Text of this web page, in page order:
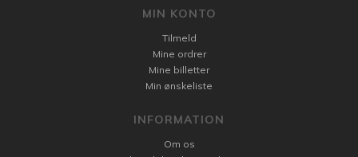
MIN KONTO
Tilmeld
Mine ordrer
Mine billetter
Min ønskeliste
INFORMATION
Om os